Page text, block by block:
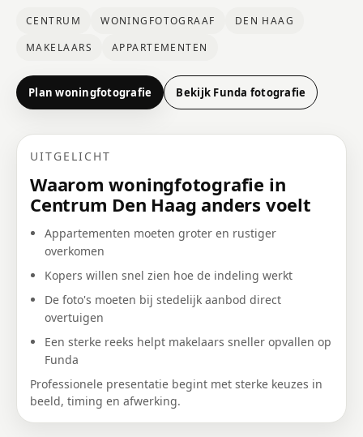
CENTRUM WONINGFOTOGRAAF
DEN HAAG
MAKELAARS
APPARTEMENTEN
Plan woningfotografie Bekijk Funda fotografie
UITGELICHT
Waarom woningfotografie in
Centrum Den Haag anders voelt
Appartementen moeten groter en rustiger
overkomen
Kopers willen snel zien hoe de indeling werkt
De foto's moeten bij stedelijk aanbod direct
overtuigen
Een sterke reeks helpt makelaars sneller opvallen op
Funda
Professionele presentatie begint met sterke keuzes in
beeld, timing en afwerking.